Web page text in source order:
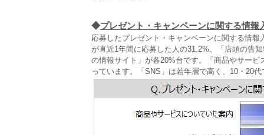
◆プレゼント・キャンペーンに関する情報
応募したプレゼント・キャンペーンに関する情
が直近1年間に応募した人の31.2%、「店頭の告
の情報サイト」が各20%台です。「商品やサー
っています。「SNS」は若年層で高く、10・20